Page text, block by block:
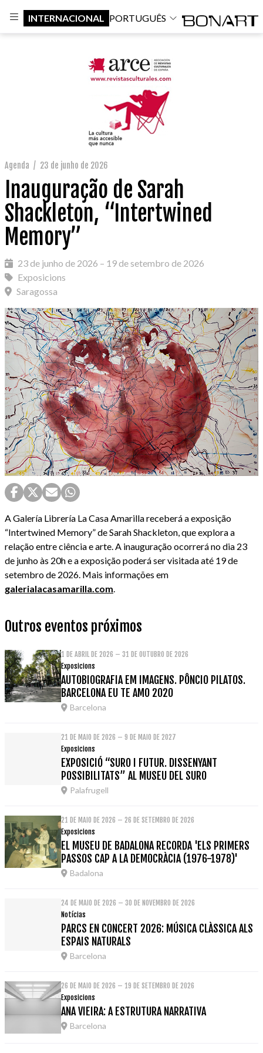
INTERNACIONAL PORTUGUÊS
Agenda / 23 de junho de 2026
Inauguração de Sarah
Shackleton, “Intertwined
Memory”
23 de junho de 2026 – 19 de setembro de 2026
Exposicions
Saragossa
A Galería Librería La Casa Amarilla receberá a exposição
“Intertwined Memory” de Sarah Shackleton, que explora a
relação entre ciência e arte. A inauguração ocorrerá no dia 23
de junho às 20h e a exposição poderá ser visitada até 19 de
setembro de 2026. Mais informações em
galerialacasamarilla.com.
Outros eventos próximos
1 DE ABRIL DE 2026 – 31 DE OUTUBRO DE 2026
Exposicions
AUTOBIOGRAFIA EM IMAGENS. PÔNCIO PILATOS.
BARCELONA EU TE AMO 2020
Barcelona
21 DE MAIO DE 2026 – 9 DE MAIO DE 2027
Exposicions
EXPOSICIÓ “SURO I FUTUR. DISSENYANT
POSSIBILITATS” AL MUSEU DEL SURO
Palafrugell
21 DE MAIO DE 2026 – 26 DE SETEMBRO DE 2026
Exposicions
EL MUSEU DE BADALONA RECORDA 'ELS PRIMERS
PASSOS CAP A LA DEMOCRÀCIA (1976-1978)'
Badalona
24 DE MAIO DE 2026 – 30 DE NOVEMBRO DE 2026
Notícias
PARCS EN CONCERT 2026: MÚSICA CLÀSSICA ALS
ESPAIS NATURALS
Barcelona
26 DE MAIO DE 2026 – 19 DE SETEMBRO DE 2026
Exposicions
ANA VIEIRA: A ESTRUTURA NARRATIVA
Barcelona